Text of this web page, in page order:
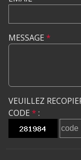
MESSAGE *
VEUILLEZ
CODE * :